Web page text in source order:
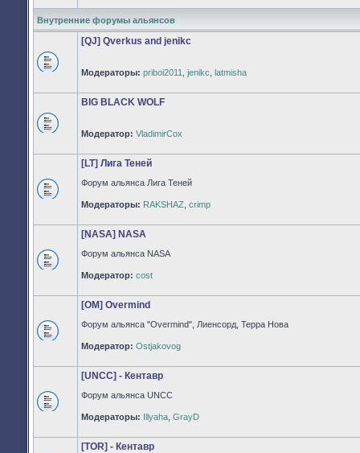
Внутренние форумы альянсов
Нет
сообщений
[QJ] Qverkus and jenikc
Модераторы: priboi2011 jenikc latmisha
Нет
сообщений
BIG BLACK WOLF
Модератор: VladimirCox
Нет
непрочитанных
[LT] Лига Теней
Форум альянса Лига Теней
Модераторы: RAKSHAZ crimp
Нет
непрочитанных
[NASA] NASA
Форум альянса NASA
Модератор: cost
Нет
непрочитанных
[OM] Overmind
Форум альянса "Overmind", Лиенсорд, Терра Нова
Модератор: Ostjakovog
Нет
непрочитанных
[UNCC] - Кентавр
Форум альянса UNCC
Модераторы: Illyaha GrayD
[TOR] - Кентавр